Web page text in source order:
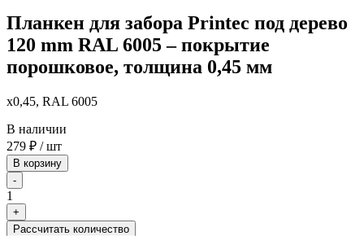
Планкен для забора Printec под дерево
120 mm RAL 6005 – покрытие
порошковое, толщина 0,45 мм
x0,45, RAL 6005
В наличии
279 ₽ / шт
В корзину
-
1
+
Рассчитать количество